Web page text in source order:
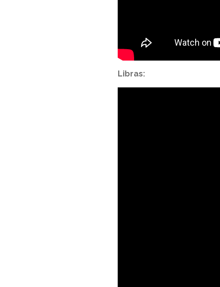
Libras: